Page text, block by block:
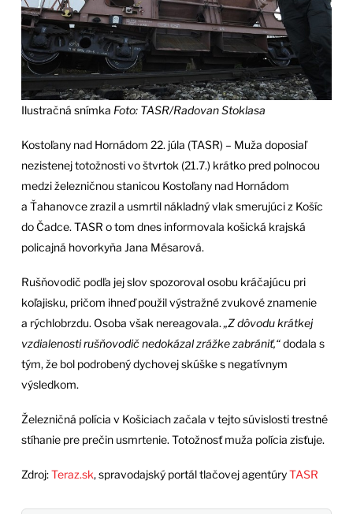
Ilustračná snímka Foto: TASR/Radovan Stoklasa
Kostoľany nad Hornádom 22. júla (TASR) – Muža doposiaľ
nezistenej totožnosti vo štvrtok (21.7.) krátko pred polnocou
medzi železničnou stanicou Kostoľany nad Hornádom
a Ťahanovce zrazil a usmrtil nákladný vlak smerujúci z Košíc
do Čadce. TASR o tom dnes informovala košická krajská
policajná hovorkyňa Jana Mésarová.
Rušňovodič podľa jej slov spozoroval osobu kráčajúcu pri
koľajisku, pričom ihneď použil výstražné zvukové znamenie
a rýchlobrzdu. Osoba však nereagovala. „Z dôvodu krátkej
vzdialenosti rušňovodič nedokázal zrážke zabrániť,“dodala s
tým, že bol podrobený dychovej skúške s negatívnym
výsledkom.
Železničná polícia v Košiciach začala v tejto súvislosti trestné
stíhanie pre prečin usmrtenie. Totožnosť muža polícia zisťuje.
Zdroj:Teraz.sk, spravodajský portál tlačovej agentúryTASR